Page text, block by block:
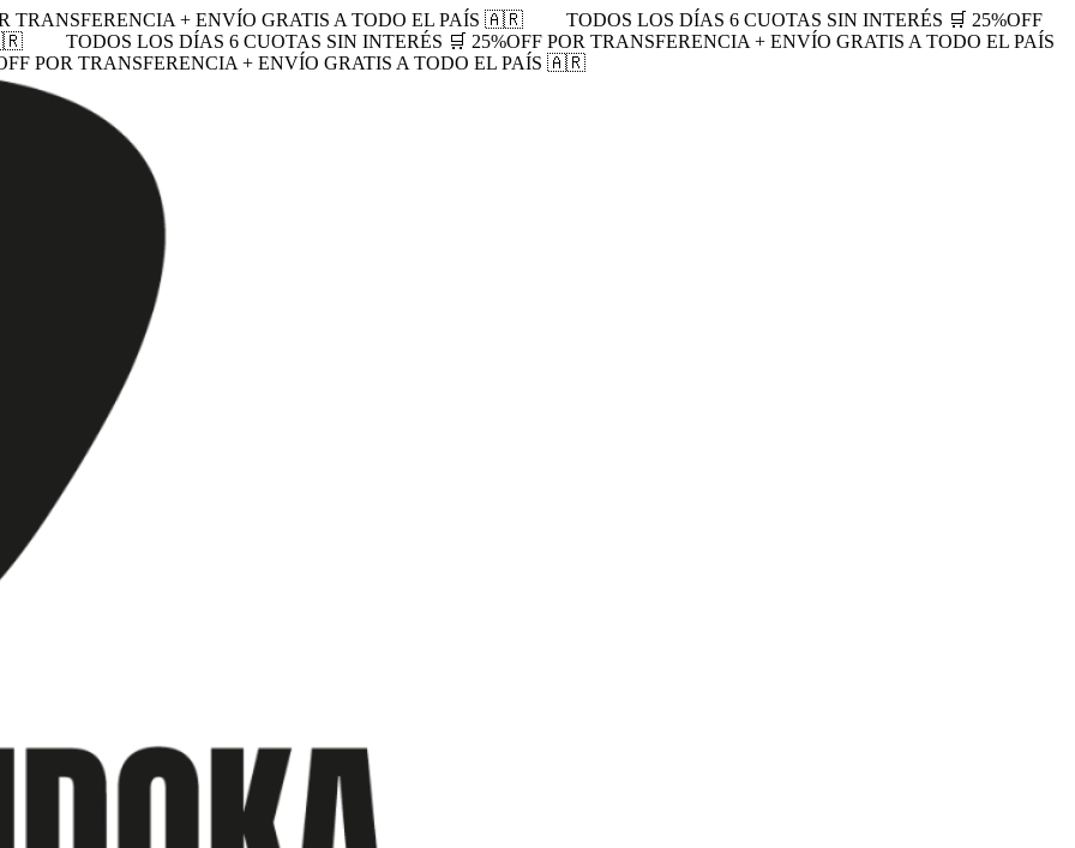
TRANSFERENCIA + ENVÍO GRATIS A TODO EL PAÍS 🇦🇷
TODOS LOS DÍAS 6 CUOTAS SIN INTERÉS 🛒 25%OFF
TODOS LOS DÍAS 6 CUOTAS SIN INTERÉS 🛒 25%OFF POR TRANSFERENCIA + ENVÍO GRATIS A TODO EL PAÍS
POR TRANSFERENCIA + ENVÍO GRATIS A TODO EL PAÍS 🇦🇷